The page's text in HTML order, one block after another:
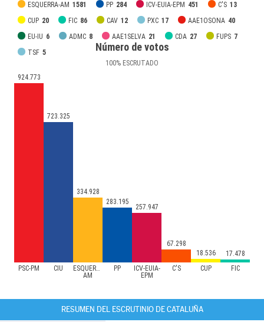
ESQUERRA-AM 1581 PP 284 ICV-EUIA-EPM 451 C'S 13
CUP 20 FIC 86 CAV 12 PXC 17 AAE1OSONA 40
EU-IU 6 ADMC 8 AAE1SELVA 21 CDA 27 FUPS 7
TSF 5 Número de votos
100% ESCRUTADO
PSC-PM CIU
ESQUERRA-
AM
PP
ICV-EUIA-
EPM
C'S CUP FIC
924.773
723.325
334.928
283.195
257.947
67.298
18.536
17.478
RESUMEN DEL ESCRUTINIO DE CATALUÑA